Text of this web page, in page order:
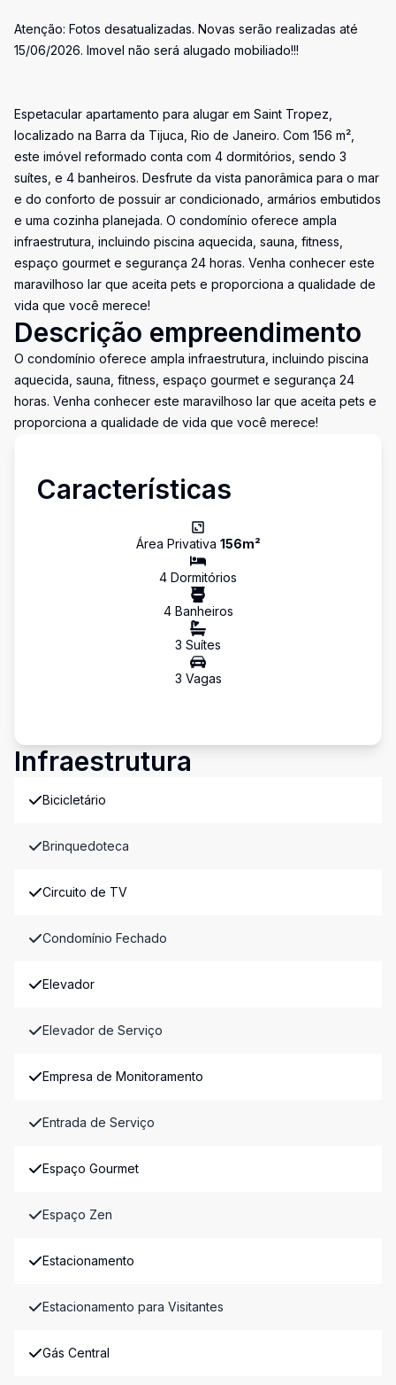
Atenção: Fotos desatualizadas. Novas serão realizadas até
15/06/2026. Imovel não será alugado mobiliado!!!
Espetacular apartamento para alugar em Saint Tropez,
localizado na Barra da Tijuca, Rio de Janeiro. Com 156 m²,
este imóvel reformado conta com 4 dormitórios, sendo 3
suítes, e 4 banheiros. Desfrute da vista panorâmica para o mar
e do conforto de possuir ar condicionado, armários embutidos
e uma cozinha planejada. O condomínio oferece ampla
infraestrutura, incluindo piscina aquecida, sauna, fitness,
espaço gourmet e segurança 24 horas. Venha conhecer este
maravilhoso lar que aceita pets e proporciona a qualidade de
vida que você merece!
Descrição empreendimento
O condomínio oferece ampla infraestrutura, incluindo piscina
aquecida, sauna, fitness, espaço gourmet e segurança 24
horas. Venha conhecer este maravilhoso lar que aceita pets e
proporciona a qualidade de vida que você merece!
Características
Área Privativa 156m²
4 Dormitórios
4Banheiros
3 Suítes
3 Vagas
Infraestrutura
Bicicletário
Brinquedoteca
Circuito de TV
Condomínio Fechado
Elevador
Elevador de Serviço
Empresa de Monitoramento
Entrada de Serviço
Espaço Gourmet
Espaço Zen
Estacionamento
Estacionamento para Visitantes
Gás Central